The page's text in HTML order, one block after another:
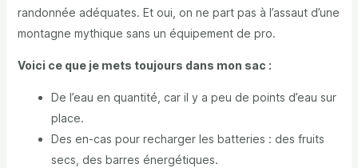
randonnée adéquates. Et oui, on ne part pas à l’assaut d’une
montagne mythique sans un équipement de pro.
Voici ce que je mets toujours dans mon sac :
De l’eau en quantité, car il y a peu de points d’eau sur
place.
Des en-cas pour recharger les batteries : des fruits
secs, des barres énergétiques.